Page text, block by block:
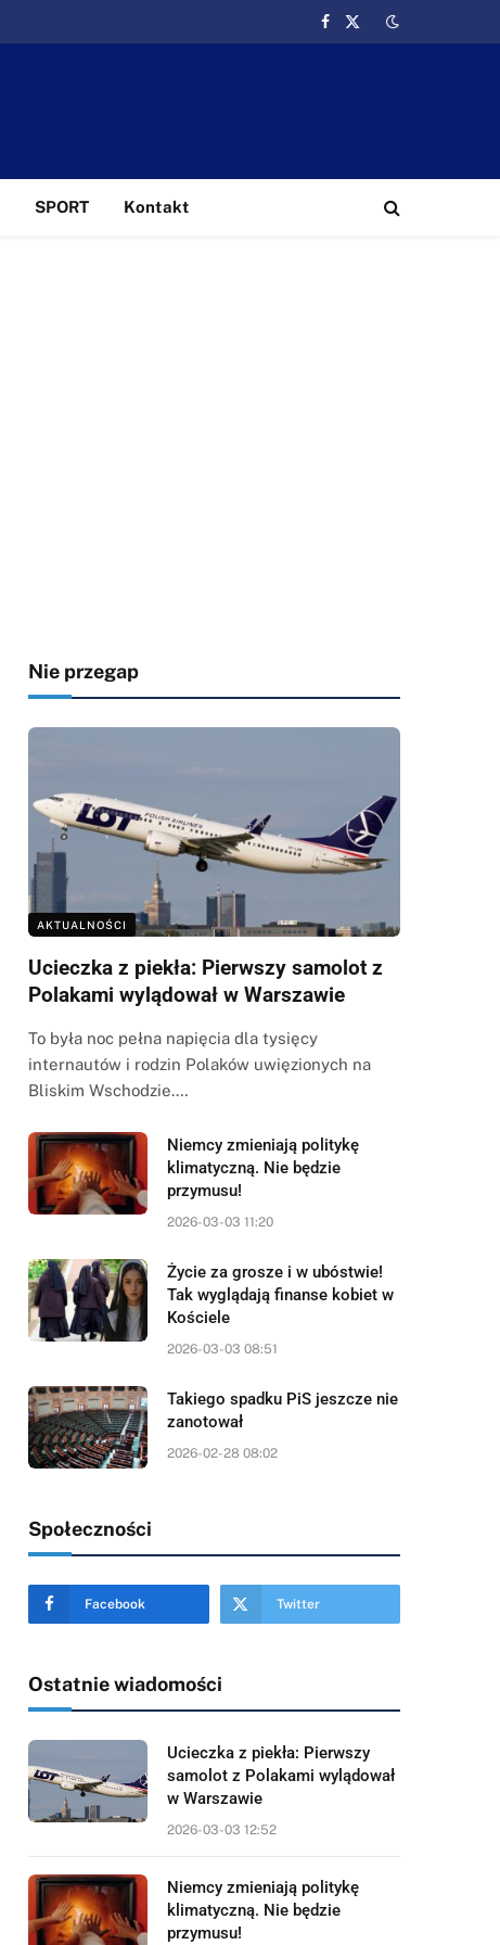
Facebook
X
SPORT Kontakt
Nie przegap
AKTUALNOŚCI
Ucieczka z piekła: Pierwszy samolot z
Polakami wylądował w Warszawie
To była noc pełna napięcia dla tysięcy
internautów i rodzin Polaków uwięzionych na
Bliskim Wschodzie.…
Niemcy zmieniają politykę
klimatyczną. Nie będzie
przymusu!
2026-03-03 11:20
Życie za grosze i w ubóstwie!
Tak wyglądają finanse kobiet w
Kościele
2026-03-03 08:51
Takiego spadku PiS jeszcze nie
zanotował
2026-02-28 08:02
Społeczności
Facebook Twitter
Ostatnie wiadomości
Ucieczka z piekła: Pierwszy
samolot z Polakami wylądował
w Warszawie
2026-03-03 12:52
Niemcy zmieniają politykę
klimatyczną. Nie będzie
przymusu!